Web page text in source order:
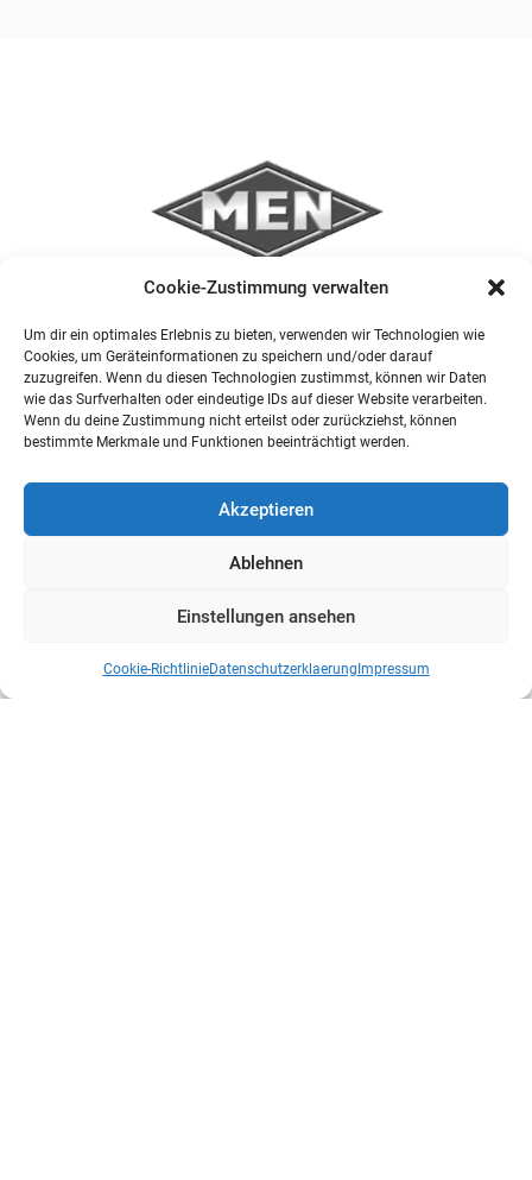
Cookie-Zustimmung verwalten
Um dir ein optimales Erlebnis zu bieten, verwenden wir Technologien wie
Cookies, um Geräteinformationen zu speichern und/oder darauf
zuzugreifen. Wenn du diesen Technologien zustimmst, können wir Daten
wie das Surfverhalten oder eindeutige IDs auf dieser Website verarbeiten.
Wenn du deine Zustimmung nicht erteilst oder zurückziehst, können
bestimmte Merkmale und Funktionen beeinträchtigt werden.
Akzeptieren
Ablehnen
Einstellungen ansehen
Cookie-RichtlinieDatenschutzerklaerung Impressum